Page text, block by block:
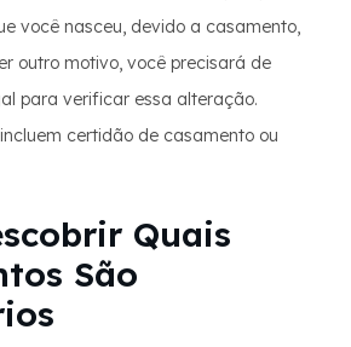
você nasceu, devido a casamento,
outro motivo, você precisará de
para verificar essa alteração.
certidão de casamento ou
Quais
São